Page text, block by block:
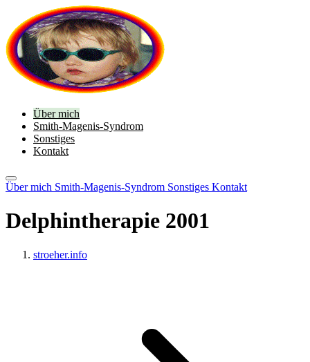
Zum Inhalt springen
Über mich
Smith-Magenis-Syndrom
Sonstiges
Kontakt
Über mich Smith-Magenis-Syndrom Sonstiges Kontakt
Delphintherapie 2001
stroeher.info